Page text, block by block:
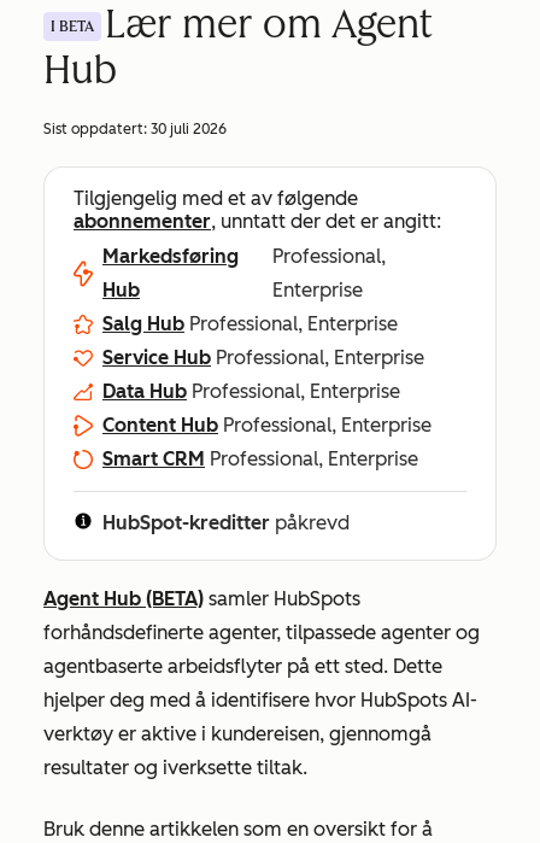
I BETA
Lær mer om Agent
Hub
Sist oppdatert: 30 juli 2026
Tilgjengelig med et av følgende
abonnementer, unntatt der det er angitt:
Markedsføring
Hub
Professional,
Enterprise
Salg Hub Professional, Enterprise
Service Hub Professional, Enterprise
Data Hub Professional, Enterprise
Content Hub Professional, Enterprise
Smart CRM Professional, Enterprise
HubSpot-kreditter påkrevd
Agent Hub (BETA) samler HubSpots
forhåndsdefinerte agenter, tilpassede agenter og
agentbaserte arbeidsflyter på ett sted. Dette
hjelper deg med å identifisere hvor HubSpots AI-
verktøy er aktive i kundereisen, gjennomgå
resultater og iverksette tiltak.
Bruk denne artikkelen som en oversikt for å